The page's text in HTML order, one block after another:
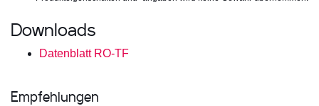
Downloads
Datenblatt RO-TF
Empfehlungen